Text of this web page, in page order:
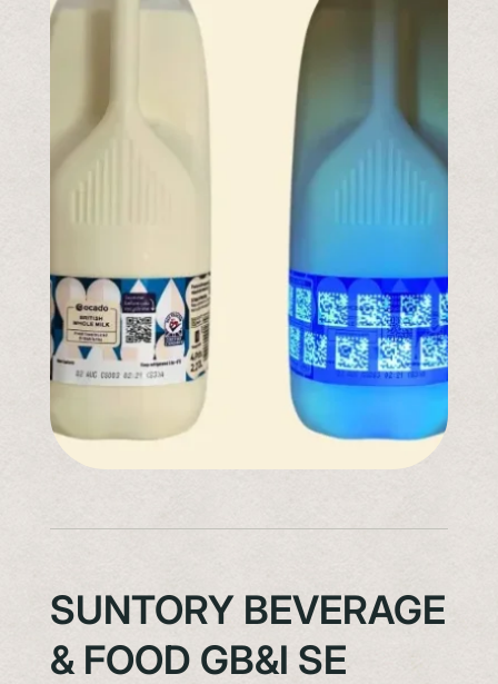
SUNTORY BEVERAGE
& FOOD GB&I SE